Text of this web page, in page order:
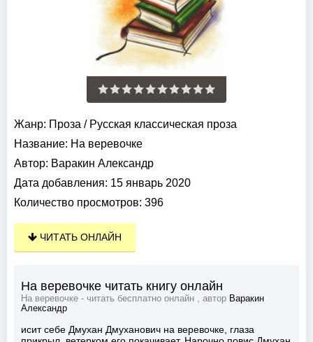
Жанр: Проза / Русская классическая проза
Название: На веревочке
Автор: Варакин Александр
Дата добавления: 15 январь 2020
Количество просмотров: 396
ЧИТАТЬ ОНЛАЙН
На веревочке читать книгу онлайн
На веревочке - читать бесплатно онлайн , автор Варакин
Александр
исит себе Дмухан Дмуханович на веревочке, глаза